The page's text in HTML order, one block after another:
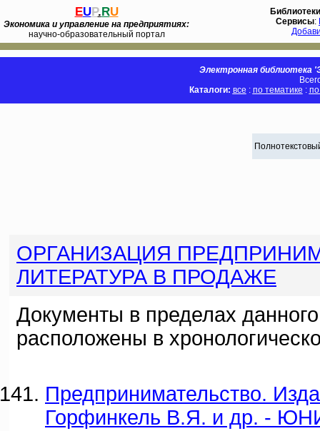
EUP.RU
Экономика и управление на предприятиях:
научно-образовательный портал
Библиотеки
Сервисы:
Электронная библиотека
Каталоги: все : по тематике :
ОРГАНИЗАЦИЯ
ЛИТЕРАТУРА В ПРОДАЖЕ
Документы в пределах
расположены в
Предпринимательство.
Горфинкель В.Я. и др. -